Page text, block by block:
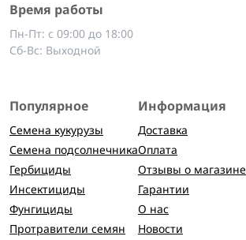
Время работы
Пн-Пт: с 09:00 до 18:00
Сб-Вс: Выходной
Популярное
Семена кукурузы
Семена подсолнечника
Гербициды
Инсектициды
Фунгициды
Протравители семян
Информация
Доставка
Оплата
Отзывы о магазине
Гарантии
О нас
Новости